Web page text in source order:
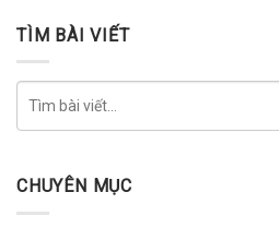
TÌM BÀI VIẾT
CHUYÊN MỤC